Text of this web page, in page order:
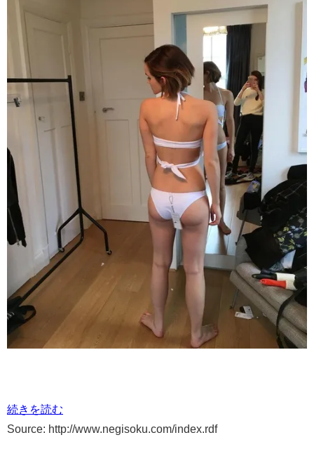
続きを読む
Source: http://www.negisoku.com/index.rdf